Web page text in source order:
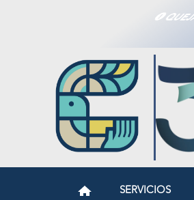
SERVICIOS